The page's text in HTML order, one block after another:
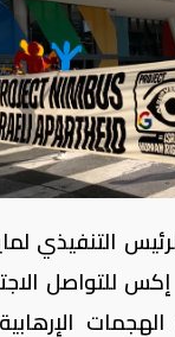
التنفيذي
للتواصل